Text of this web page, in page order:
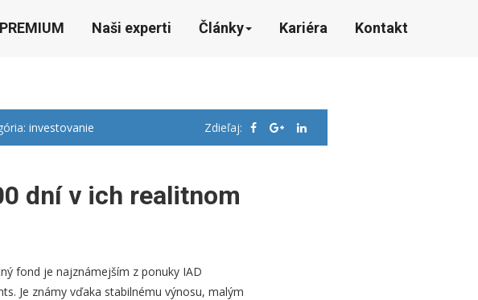
Naši experti Články Kariéra Kontakt
investovanie Zdieľaj:
dní v ich realitnom
fond je najznámejším z ponuky IAD
Je známy vďaka stabilnému výnosu, malým